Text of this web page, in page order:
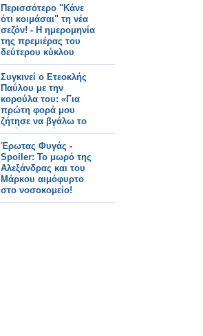
Περισσότερο "Κάνε
ότι κοιμάσαι" τη νέα
σεζόν! - Η ημερομηνία
της πρεμιέρας του
δεύτερου κύκλου
Συγκινεί ο Ετεοκλής
Παύλου με την
κορούλα του: «Για
πρώτη φορά μου
ζήτησε να βγάλω το
πρόσθετο μέλος»
Έρωτας Φυγάς -
Spoiler: Το μωρό της
Αλεξάνδρας και του
Μάρκου αιμόφυρτο
στο νοσοκομείο!